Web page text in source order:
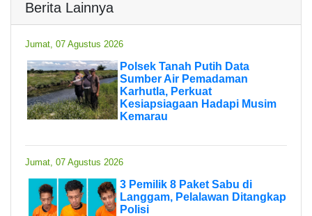
Berita Lainnya
Jumat, 07 Agustus 2026
Polsek Tanah Putih Data
Sumber Air Pemadaman
Karhutla, Perkuat
Kesiapsiagaan Hadapi Musim
Kemarau
Jumat, 07 Agustus 2026
3 Pemilik 8 Paket Sabu di
Langgam, Pelalawan Ditangkap
Polisi